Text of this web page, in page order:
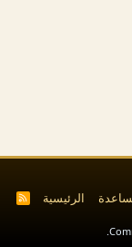
الرئيسية
R